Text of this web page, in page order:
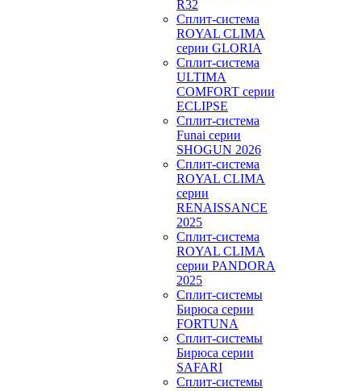
R32
Сплит-система
ROYAL CLIMA
серии GLORIA
Сплит-система
ULTIMA
COMFORT серии
ECLIPSE
Сплит-система
Funai серии
SHOGUN 2026
Сплит-система
ROYAL CLIMA
серии
RENAISSANCE
2025
Сплит-система
ROYAL CLIMA
серии PANDORA
2025
Сплит-системы
Бирюса серии
FORTUNA
Сплит-системы
Бирюса серии
SAFARI
Сплит-системы